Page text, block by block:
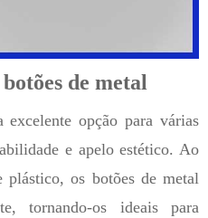
de metal
excelente opção para várias
e apelo estético. Ao
plástico, os botões de metal
tornando-os ideais para